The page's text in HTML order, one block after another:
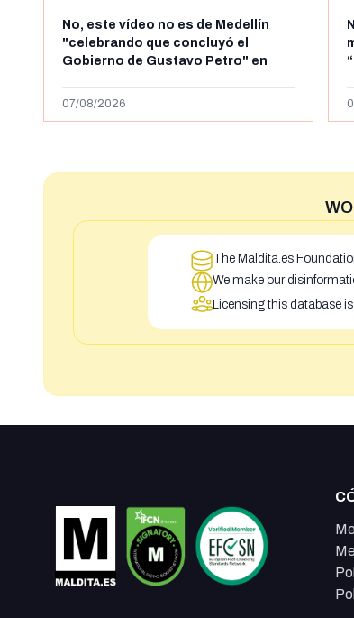
No, este vídeo no es de Medellín
"celebrando que concluyó el
Gobierno de Gustavo Petro" en
de 2024
07/08/2026
The Maldita.es
We make our
Licensing this database